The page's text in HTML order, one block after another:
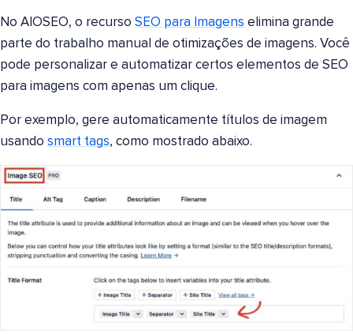
No AIOSEO, o recurso SEO para Imagens elimina grande
parte do trabalho manual de otimizações de imagens. Você
pode personalizar e automatizar certos elementos de SEO
para imagens com apenas um clique.
Por exemplo, gere automaticamente títulos de imagem
usando smart tags, como mostrado abaixo.